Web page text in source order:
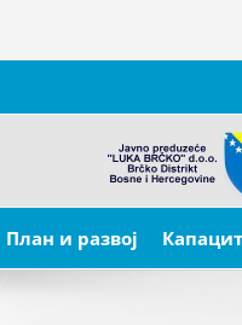
План и развој